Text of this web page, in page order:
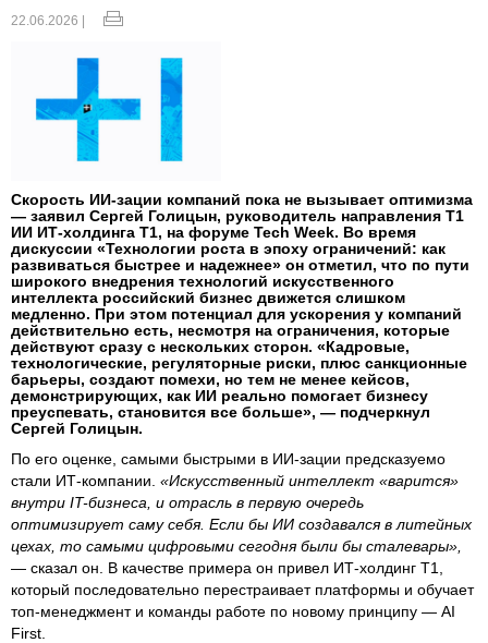
22.06.2026 |
Скорость ИИ-зации компаний пока не вызывает оптимизма
— заявил Сергей Голицын, руководитель направления Т1
ИИ ИТ-холдинга Т1, на форуме Tech Week. Во время
дискуссии «Технологии роста в эпоху ограничений: как
развиваться быстрее и надежнее» он отметил, что по пути
широкого внедрения технологий искусственного
интеллекта российский бизнес движется слишком
медленно. При этом потенциал для ускорения у компаний
действительно есть, несмотря на ограничения, которые
действуют сразу с нескольких сторон. «Кадровые,
технологические, регуляторные риски, плюс санкционные
барьеры, создают помехи, но тем не менее кейсов,
демонстрирующих, как ИИ реально помогает бизнесу
преуспевать, становится все больше», — подчеркнул
Сергей Голицын.
По его оценке, самыми быстрыми в ИИ-зации предсказуемо
стали ИТ-компании. «Искусственный интеллект «варится»
внутри IT-бизнеса, и отрасль в первую очередь
оптимизирует саму себя. Если бы ИИ создавался в литейных
цехах, то самыми цифровыми сегодня были бы сталевары»,
— сказал он. В качестве примера он привел ИТ-холдинг Т1,
который последовательно перестраивает платформы и обучает
топ-менеджмент и команды работе по новому принципу — AI
First.